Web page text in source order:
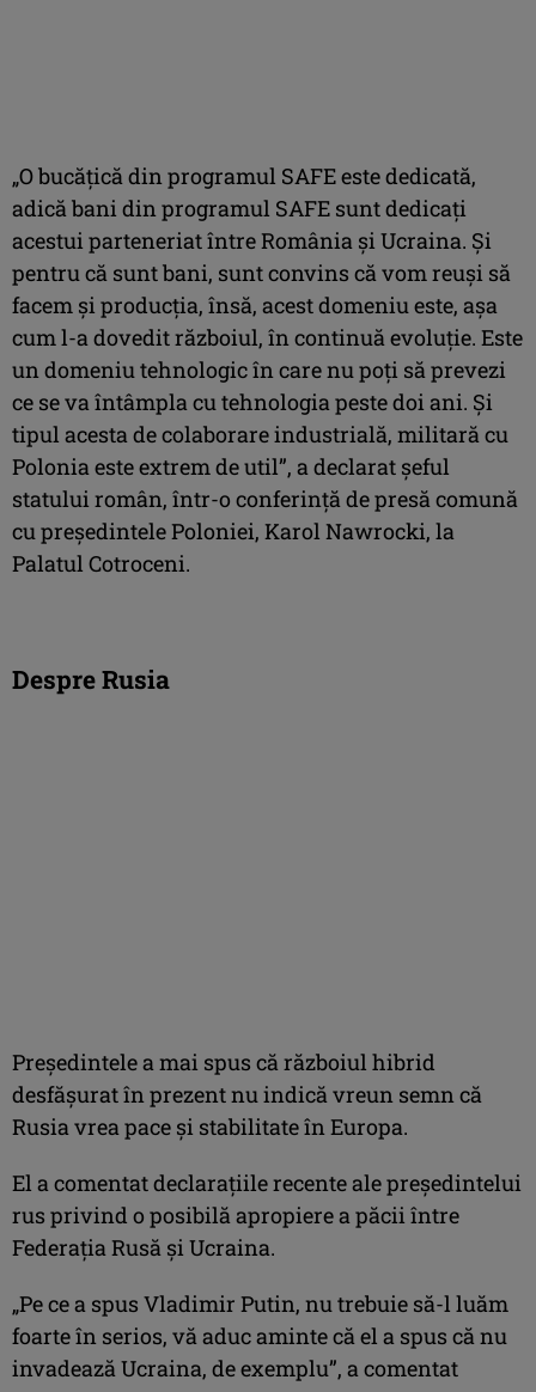
„O bucăţică din programul SAFE este dedicată,
adică bani din programul SAFE sunt dedicaţi
acestui parteneriat între România şi Ucraina. Şi
pentru că sunt bani, sunt convins că vom reuşi să
facem şi producţia, însă, acest domeniu este, aşa
cum l-a dovedit războiul, în continuă evoluţie. Este
un domeniu tehnologic în care nu poţi să prevezi
ce se va întâmpla cu tehnologia peste doi ani. Şi
tipul acesta de colaborare industrială, militară cu
Polonia este extrem de util”, a declarat şeful
statului român, într-o conferinţă de presă comună
cu preşedintele Poloniei, Karol Nawrocki, la
Palatul Cotroceni.
Despre Rusia
Președintele a mai spus că războiul hibrid
desfăşurat în prezent nu indică vreun semn că
Rusia vrea pace şi stabilitate în Europa.
El a comentat declaraţiile recente ale preşedintelui
rus privind o posibilă apropiere a păcii între
Federaţia Rusă şi Ucraina.
„Pe ce a spus Vladimir Putin, nu trebuie să-l luăm
foarte în serios, vă aduc aminte că el a spus că nu
invadează Ucraina, de exemplu”, a comentat